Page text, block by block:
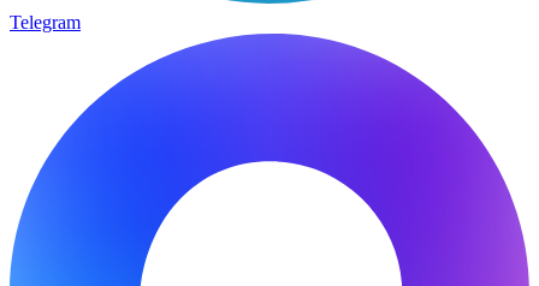
Telegram